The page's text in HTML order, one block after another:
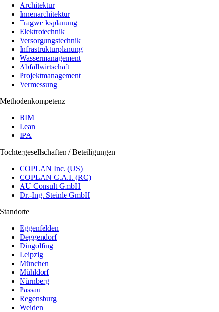
Architektur
Innenarchitektur
Tragwerksplanung
Elektrotechnik
Versorgungstechnik
Infrastrukturplanung
Wassermanagement
Abfallwirtschaft
Projektmanagement
Vermessung
Methodenkompetenz
BIM
Lean
IPA
Tochtergesellschaften / Beteiligungen
COPLAN Inc. (US)
COPLAN C.A.I. (RO)
AU Consult GmbH
Dr.-Ing. Steinle GmbH
Standorte
Eggenfelden
Deggendorf
Dingolfing
Leipzig
München
Mühldorf
Nürnberg
Passau
Regensburg
Weiden